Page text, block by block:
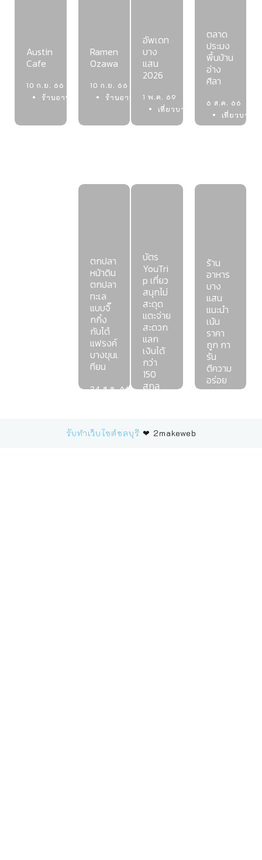
Austin
Cafe
10 ก.ย. 66
ร้านอาหาร
Ramen
Ozawa
10 ก.ย. 66
ร้านอาหารบางแสน
อัพเดท
บาง
แสน
2026
1 พ.ค. 69
เที่ยวบางแสน
ตลาด
ประมง
พื้นบ้าน
อ่าง
ศิลา
6 ส.ค. 66
เที่ยวบางแ
ตกปลา
หน้าดิน
ตกปลา
ทะเล
แบบจิ๊
กกิ้ง
กับไต๋
แฟรงค์
บางขุนเ
ทียน
24 ส.ค. 66
บัตร
YouTri
p เที่ยว
สนุกไม่
สะดุด
แตะจ่าย
สะดวก
แลก
เงินได้
กว่า
150
สกุล
ร้าน
อาหาร
บาง
แสน
แนะนำ
เน้น
ราคา
ถูก กา
รัน
ตีความ
อร่อย
รับทำเว็บไซต์ชลบุรี ❤ 2makeweb